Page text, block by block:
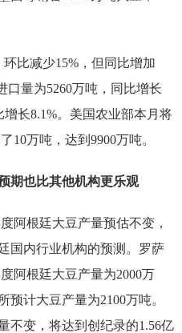
比减少15%，但同比增加
口量为5260万吨，同比增长
长8.1%。美国农业部本月将
10万吨，达到9900万吨。
期也比其他机构更乐观
阿根廷大豆产量预估不变，
国内行业机构的预测。罗萨
阿根廷大豆产量为2000万
计大豆产量为2100万吨。
不变，将达到创纪录的1.56亿